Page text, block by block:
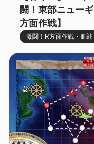
闘！東部ニュー
方面作戦】
激闘！R方面作戦・血